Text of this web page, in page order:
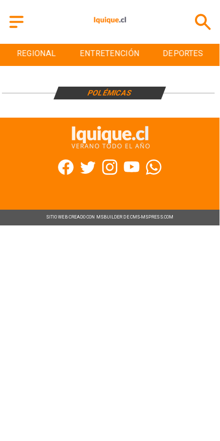
REGIONAL ENTRETENCIÓN DEPORTES
POLÉMICAS
SITIO WEB CREADO CON MSBUILDER DE CMS-MSPRESS.COM